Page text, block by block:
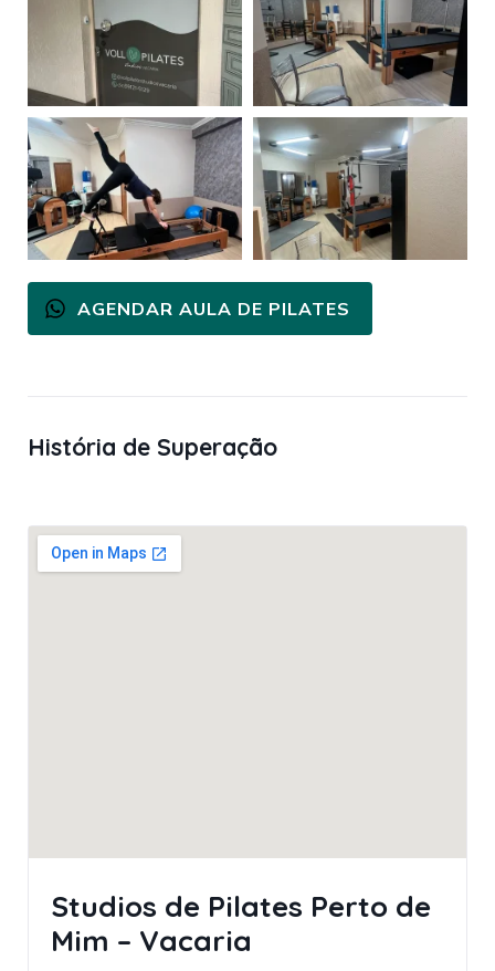
AGENDAR AULA DE PILATES
História de Superação
Studios de Pilates Perto de
Mim – Vacaria